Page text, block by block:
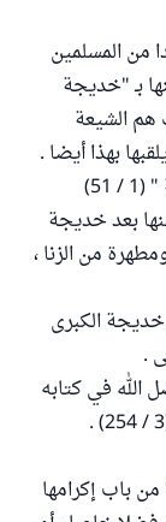
من المسلمين
بـ "خديجة
هم الشيعة
بهذا أيضا .
جاء في " الطبقات السنية في تراجم الحنفية " (1 / 51)
بعد خديجة
من الزنا ،
/ 32): " توفيت خديجة الكبرى
.
في كتابه
باب إكرامها